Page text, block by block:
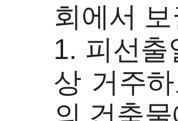
회에서
1. 피선
상 거주